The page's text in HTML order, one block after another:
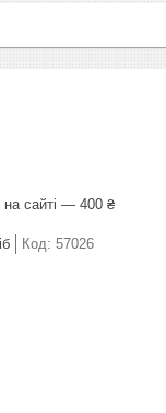
на сайті — 400 ₴
Код: 57026